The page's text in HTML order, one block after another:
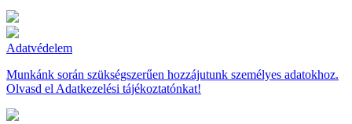
Adatvédelem
Munkánk során szükségszerűen hozzájutunk személyes adatokhoz.
Olvasd el Adatkezelési tájékoztatónkat!